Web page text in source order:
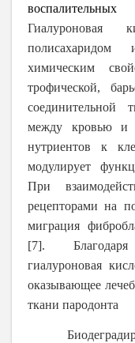
Гиалуроновая
химическим
трофической,
соединительной
между кровью и
нутриентов к
модулирует
При
рецепторами на
миграция
[7]. Благодаря
гиалуроновая
оказывающее
ткани пародонта